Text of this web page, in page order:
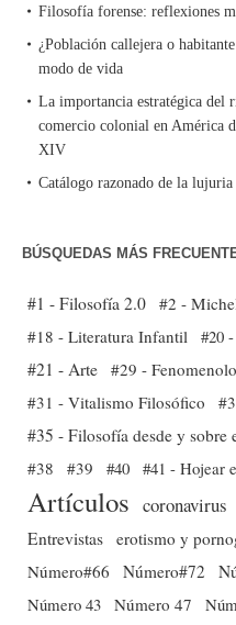
Filosofía forense: reflexiones
¿Población callejera o
modo de vida
La importancia estratégica del
comercio colonial en América
XIV
Catálogo razonado de la lujuria
BÚSQUEDAS MÁS
#1 - Filosofía 2.0 #2 -
#18 - Literatura Infantil #20
#21 - Arte #29 -
#31 - Vitalismo Filosófico
#35 - Filosofía desde y sobre
#38
#39 #40 #41 - Hojear
Artículos coronavirus
Entrevistas erotismo y
Número#66
Número#72
Número 43 Número 47